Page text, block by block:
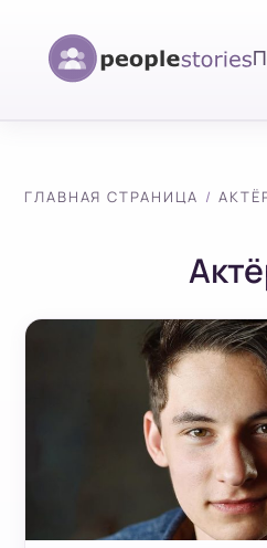
ГЛАВНАЯ СТРАНИЦА